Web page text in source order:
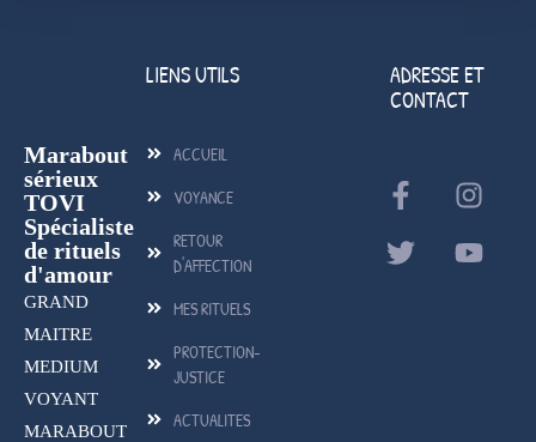
Marabout
sérieux
TOVI
Spécialiste
de rituels
d'amour
GRAND
MAITRE
MEDIUM
VOYANT
MARABOUT
LIENS UTILS
ACCUEIL
VOYANCE
RETOUR
D'AFFECTION
MES RITUELS
PROTECTION-
JUSTICE
ACTUALITES
ADRESSE ET
CONTACT